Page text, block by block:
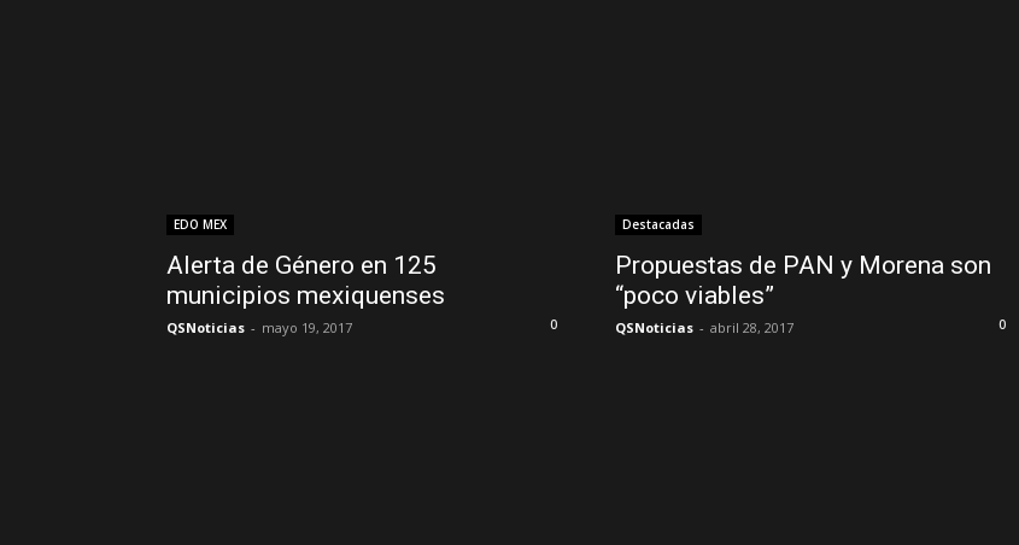
EDO MEX
Alerta de Género en 125
municipios mexiquenses
QSNoticias - mayo 19, 2017 0
Destacadas
Propuestas de PAN y Morena son
“poco viables”
QSNoticias - abril 28, 2017 0